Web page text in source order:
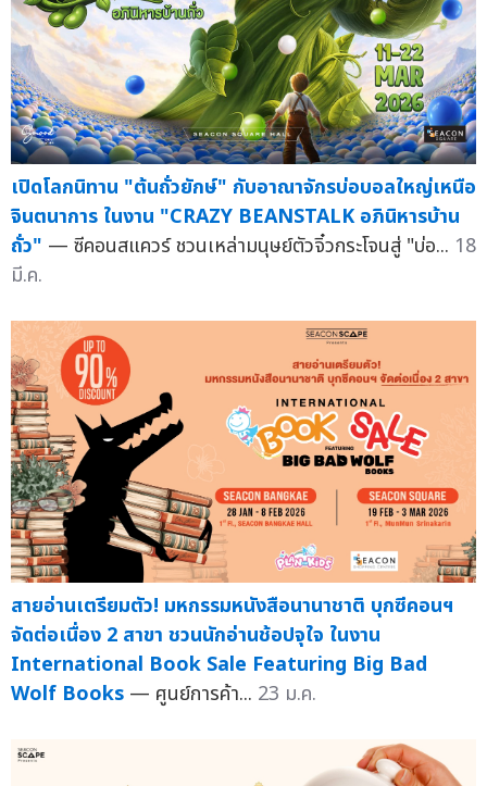
เปิดโลกนิทาน "ต้นถั่วยักษ์" กับอาณาจักรบ่อบอลใหญ่เหนือ
จินตนาการ ในงาน "CRAZY BEANSTALK อภินิหารบ้าน
ถั่ว" — ซีคอนสแควร์ ชวนเหล่ามนุษย์ตัวจิ๋วกระโจนสู่ "บ่อ... 18
มี.ค.
สายอ่านเตรียมตัว! มหกรรมหนังสือนานาชาติ บุกซีคอนฯ
จัดต่อเนื่อง 2 สาขา ชวนนักอ่านช้อปจุใจ ในงาน
International Book Sale Featuring Big Bad
Wolf Books — ศูนย์การค้า... 23 ม.ค.